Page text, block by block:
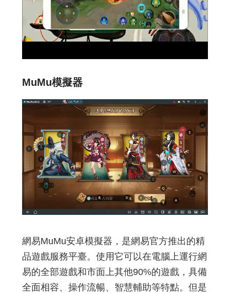
MuMu模擬器
網易MuMu安卓模擬器，是網易官方推出的精
品遊戲服務平臺。使用它可以在電腦上運行網
易的全部遊戲和市面上其他90%的遊戲，具備
全面相容、操作流暢、智慧輔助等特點。但是